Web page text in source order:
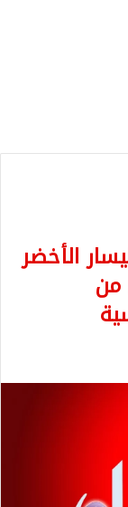
الأخضر
من